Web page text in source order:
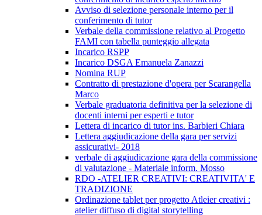
Avviso di selezione personale interno per il
conferimento di tutor
Verbale della commissione relativo al Progetto
FAMI con tabella punteggio allegata
Incarico RSPP
Incarico DSGA Emanuela Zanazzi
Nomina RUP
Contratto di prestazione d'opera per Scarangella
Marco
Verbale graduatoria definitiva per la selezione di
docenti interni per esperti e tutor
Lettera di incarico di tutor ins. Barbieri Chiara
Lettera aggiudicazione della gara per servizi
assicurativi- 2018
verbale di aggiudicazione gara della commissione
di valutazione - Materiale inform. Mosso
RDO -ATELIER CREATIVI: CREATIVITA' E
TRADIZIONE
Ordinazione tablet per progetto Atleier creativi :
atelier diffuso di digital storytelling